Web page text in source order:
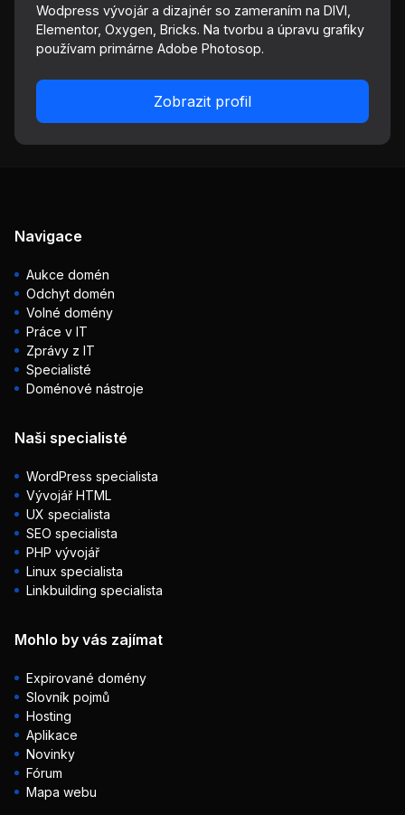
Wodpress vývojár a dizajnér so zameraním na DIVI,
Elementor, Oxygen, Bricks. Na tvorbu a úpravu grafiky
používam primárne Adobe Photosop.
Zobrazit profil
Navigace
Aukce domén
Odchyt domén
Volné domény
Práce v IT
Zprávy z IT
Specialisté
Doménové nástroje
Naši specialisté
WordPress specialista
Vývojář HTML
UX specialista
SEO specialista
PHP vývojář
Linux specialista
Linkbuilding specialista
Mohlo by vás zajímat
Expirované domény
Slovník pojmů
Hosting
Aplikace
Novinky
Fórum
Mapa webu